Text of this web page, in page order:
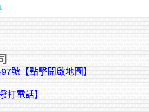
號【點擊開啟地圖】
打電話】